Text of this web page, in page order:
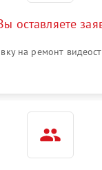
оставляете
на ремонт